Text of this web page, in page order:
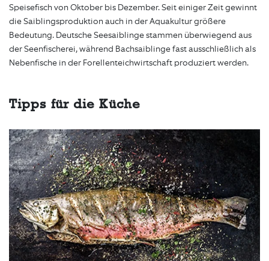
Speisefisch von Oktober bis Dezember. Seit einiger Zeit gewinnt
die Saiblingsproduktion auch in der Aquakultur größere
Bedeutung. Deutsche Seesaiblinge stammen überwiegend aus
der Seenfischerei, während Bachsaiblinge fast ausschließlich als
Nebenfische in der Forellenteichwirtschaft produziert werden.
Tipps für die Küche